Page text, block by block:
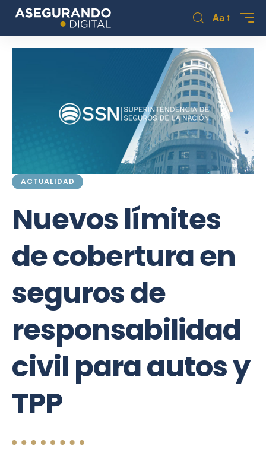
Aa
ACTUALIDAD
Nuevos límites
de cobertura en
seguros de
responsabilidad
civil para autos y
TPP